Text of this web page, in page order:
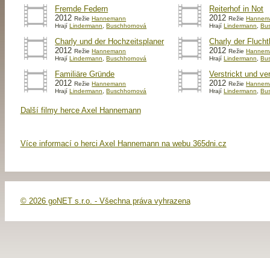
Fremde Federn
2012RežieHannemann
HrajíLindermann ,Buschhornová
Reiterhof in Not
2012Režie
HrajíLindermann ,
Charly und der Hochzeitsplaner
2012RežieHannemann
HrajíLindermann ,Buschhornová
Charly der
2012Režie
HrajíLindermann ,
Familiäre Gründe
2012RežieHannemann
HrajíLindermann ,Buschhornová
Verstrickt und
2012Režie
HrajíLindermann ,
Další filmy herce Axel Hannemann
Více informací o herci Axel Hannemann na webu 365dni.cz
© 2026 goNET s.r.o. - Všechna práva vyhrazena